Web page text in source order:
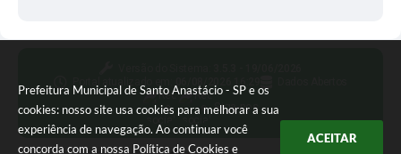
Prefeitura Municipal de Santo Anastácio - SP e os
cookies: nosso site usa cookies para melhorar a sua
experiência de navegação. Ao continuar você
concorda com a nossa Política de Cookies e
ACEITAR
Siga-nos